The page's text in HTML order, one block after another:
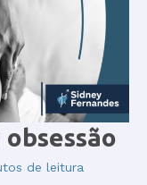
de leitura